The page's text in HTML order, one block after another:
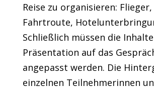
Reise zu organisieren:
Fahrtroute,
Schließlich müssen die
Präsentation auf das
angepasst werden. Die
einzelnen Teilnehmerinnen